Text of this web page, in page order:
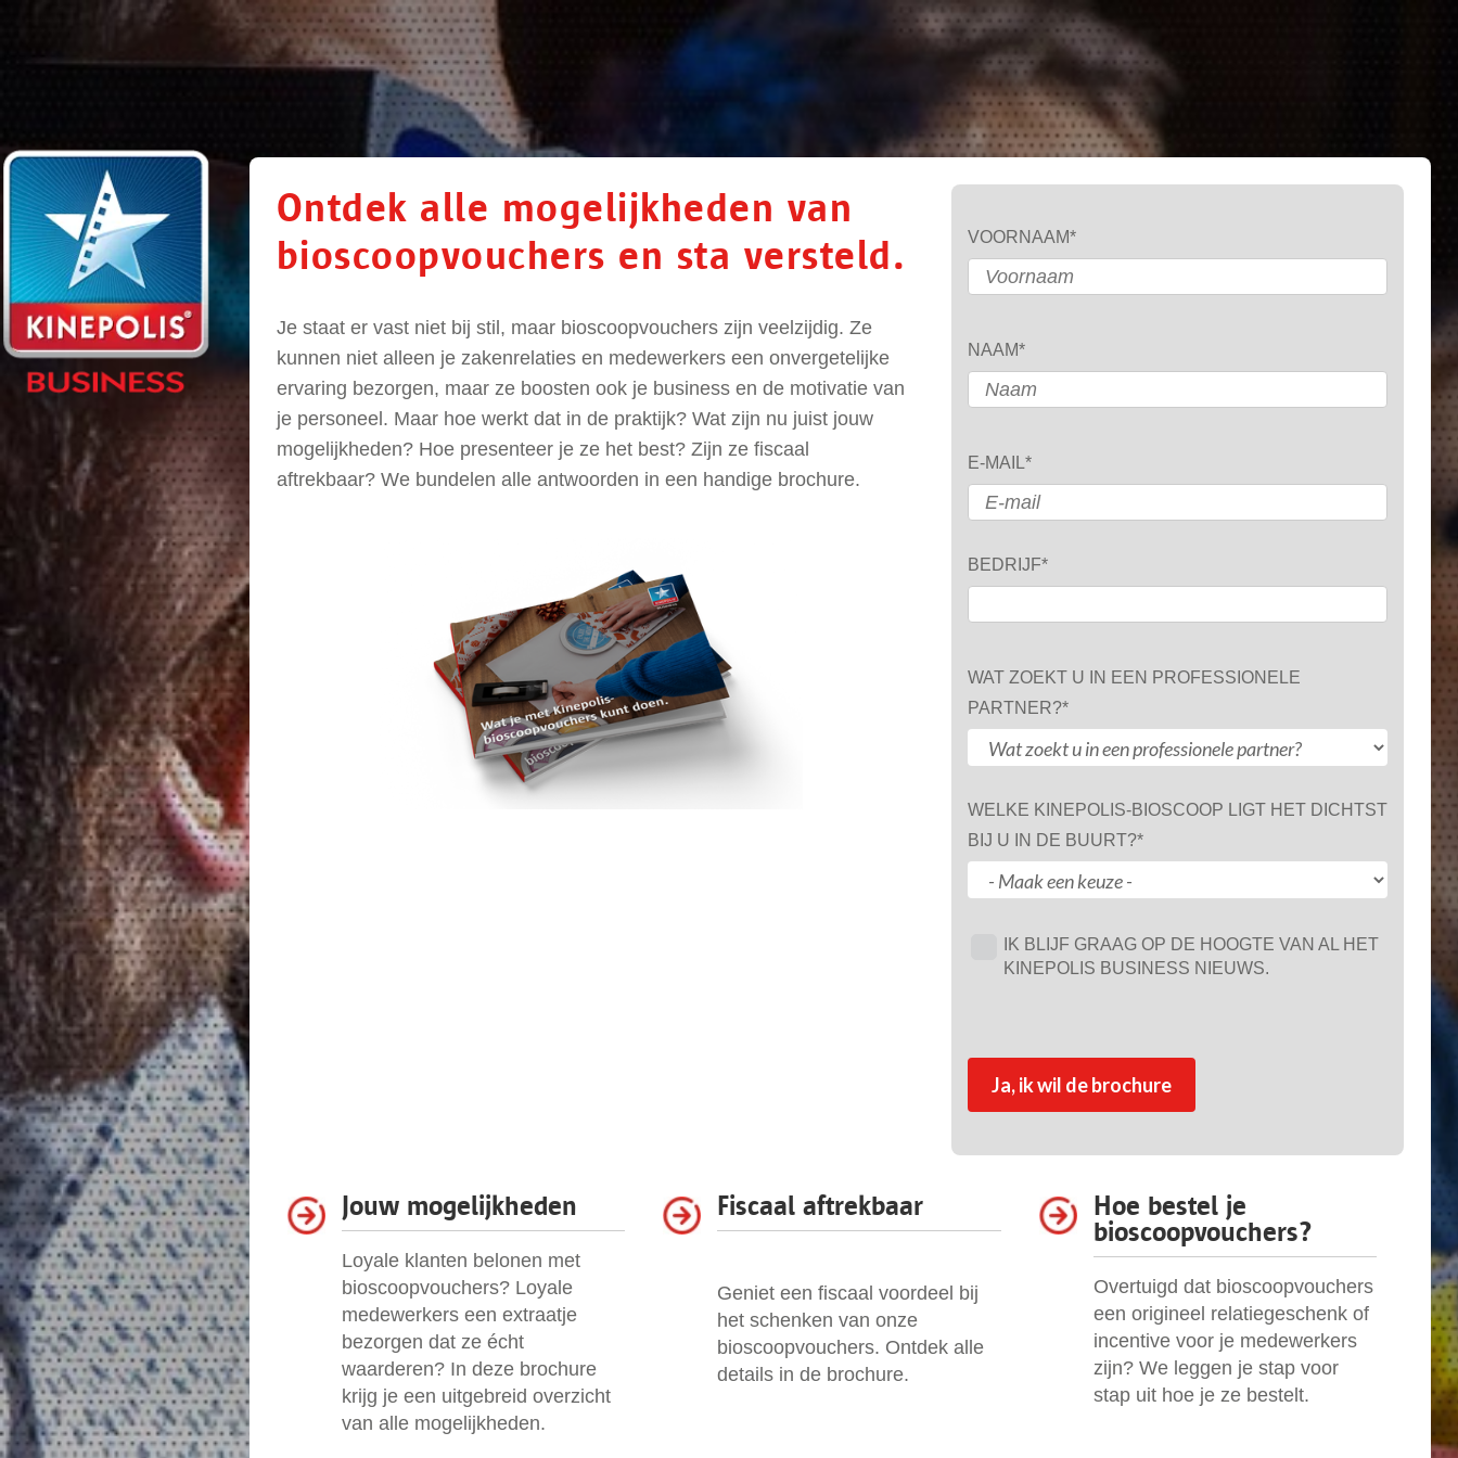
Ontdek alle mogelijkheden van
bioscoopvouchers en sta versteld.
Je staat er vast niet bij stil, maar bioscoopvouchers zijn veelzijdig. Ze
kunnen niet alleen je zakenrelaties en medewerkers een onvergetelijke
ervaring bezorgen, maar ze boosten ook je business en de motivatie van
je personeel. Maar hoe werkt dat in de praktijk? Wat zijn nu juist jouw
mogelijkheden? Hoe presenteer je ze het best? Zijn ze fiscaal
aftrekbaar? We bundelen alle antwoorden in een handige brochure.
VOORNAAM*
NAAM*
E-MAIL*
BEDRIJF*
WAT ZOEKT U IN EEN PROFESSIONELE
PARTNER?*
WELKE KINEPOLIS-BIOSCOOP LIGT HET DICHTST
BIJ U IN DE BUURT?*
IK BLIJF GRAAG OP DE HOOGTE VAN AL HET
KINEPOLIS BUSINESS NIEUWS.
Jouw mogelijkheden
Loyale klanten belonen met
bioscoopvouchers? Loyale
medewerkers een extraatje
bezorgen dat ze écht
waarderen? In deze brochure
krijg je een uitgebreid overzicht
van alle mogelijkheden.
Fiscaal aftrekbaar
Geniet een fiscaal voordeel bij
het schenken van onze
bioscoopvouchers. Ontdek alle
details in de brochure.
Hoe bestel je
bioscoopvouchers?
Overtuigd dat bioscoopvouchers
een origineel relatiegeschenk of
incentive voor je medewerkers
zijn? We leggen je stap voor
stap uit hoe je ze bestelt.